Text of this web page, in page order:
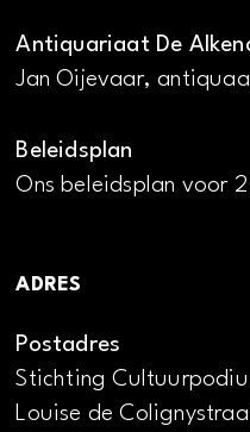
Antiquariaat De
Jan Oijevaar,
Beleidsplan
Ons beleidsplan
ADRES
Postadres
Stichting
Louise de